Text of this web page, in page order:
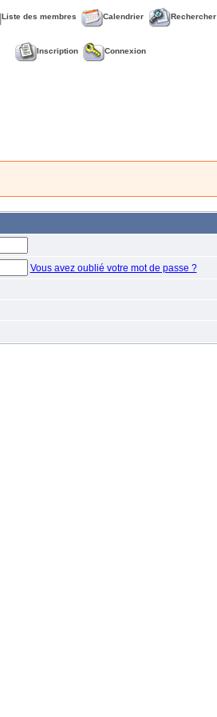
Liste des membres Calendrier Rechercher
Inscription Connexion
Vous avez oublié votre mot de passe ?